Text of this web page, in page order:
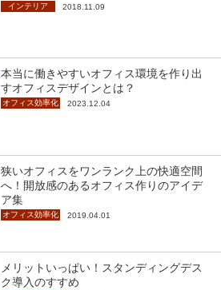
インテリア 2018.11.09
本当に働きやすいオフィス環境を作り出
すオフィスデザインとは？
オフィス効率化 2023.12.04
狭いオフィスをワンランク上の快適空間
へ！開放感のあるオフィス作りのアイデ
ア集
オフィス効率化 2019.04.01
メリットいっぱい！スタンディングデス
ク導入のすすめ